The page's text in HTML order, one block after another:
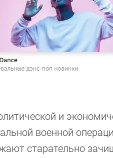
и
военной
старательно